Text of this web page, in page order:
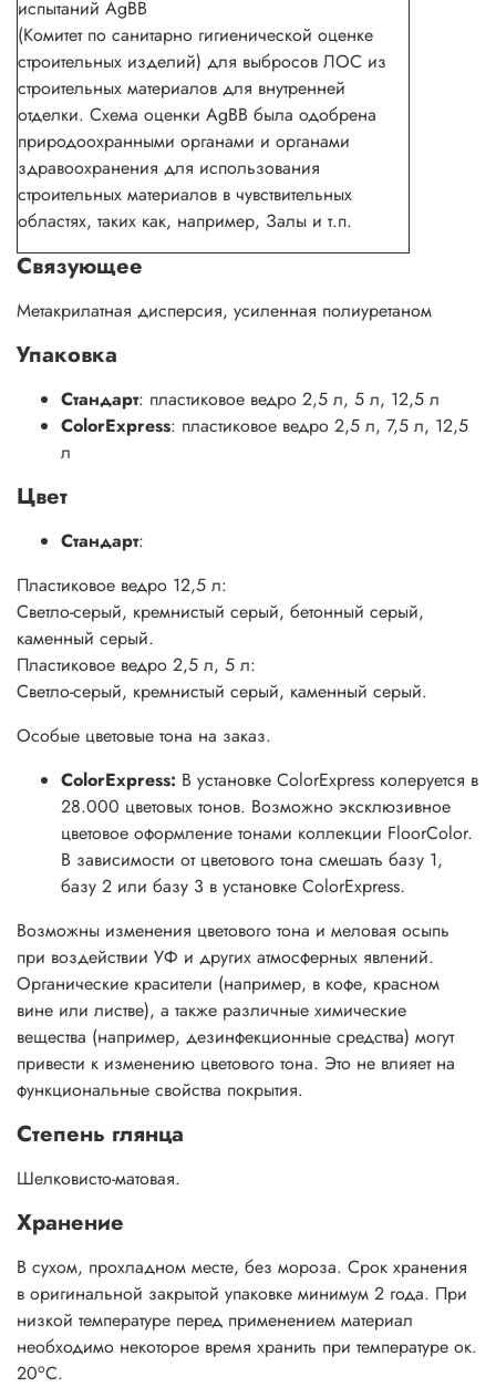
испытаний AgBB
(Комитет по санитарно гигиенической оценке
строительных изделий) для выбросов ЛОС из
строительных материалов для внутренней
отделки. Схема оценки AgBB была одобрена
природоохранными органами и органами
здравоохранения для использования
строительных материалов в чувствительных
областях, таких как, например, Залы и т.п.
Связующее
Метакрилатная дисперсия, усиленная полиуретаном
Упаковка
Стандарт: пластиковое ведро 2,5 л, 5 л, 12,5 л
ColorExpress: пластиковое ведро 2,5 л, 7,5 л, 12,5
л
Цвет
Стандарт:
Пластиковое ведро 12,5 л:
Светло-серый, кремнистый серый, бетонный серый,
каменный серый.
Пластиковое ведро 2,5 л, 5 л:
Светло-серый, кремнистый серый, каменный серый.
Особые цветовые тона на заказ.
ColorExpress: В установке ColorExpress колеруется в
28.000 цветовых тонов. Возможно эксклюзивное
цветовое оформление тонами коллекции FloorColor.
В зависимости от цветового тона смешать базу 1,
базу 2 или базу 3 в установке ColorExpress.
Возможны изменения цветового тона и меловая осыпь
при воздействии УФ и других атмосферных явлений.
Органические красители (например, в кофе, красном
вине или листве), а также различные химические
вещества (например, дезинфекционные средства) могут
привести к изменению цветового тона. Это не влияет на
функциональные свойства покрытия.
Степень глянца
Шелковисто-матовая.
Хранение
В сухом, прохладном месте, без мороза. Срок хранения
в оригинальной закрытой упаковке минимум 2 года. При
низкой температуре перед применением материал
необходимо некоторое время хранить при температуре ок.
20оС.